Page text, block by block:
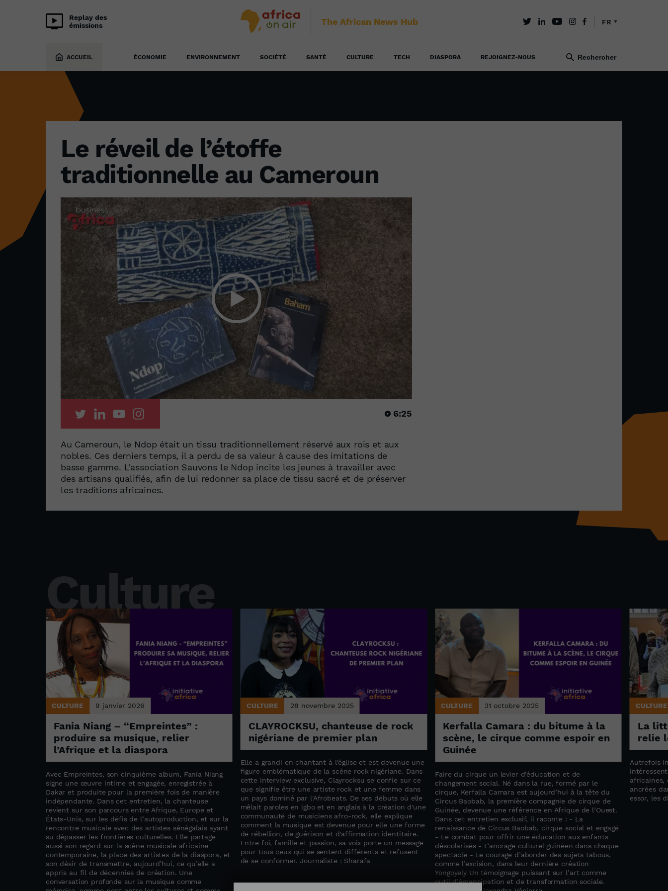
Replay des
émissions
The African News Hub FR
ACCUEIL ÉCONOMIE ENVIRONNEMENT SOCIÉTÉ SANTÉ CULTURE TECH DIASPORA REJOIGNEZ-NOUS
Le réveil de l’étoffe
traditionnelle au Cameroun
6:25
Au Cameroun, le Ndop était un tissu traditionnellement réservé aux rois et aux
nobles. Ces derniers temps, il a perdu de sa valeur à cause des imitations de
basse gamme. L’association Sauvons le Ndop incite les jeunes à travailler avec
des artisans qualifiés, afin de lui redonner sa place de tissu sacré et de préserver
les traditions africaines.
Culture
CULTURE 9 janvier 2026
Fania Niang – “Empreintes” :
produire sa musique, relier
l’Afrique et la diaspora
Avec Empreintes, son cinquième album, Fania Niang
signe une œuvre intime et engagée, enregistrée à
Dakar et produite pour la première fois de manière
indépendante. Dans cet entretien, la chanteuse
revient sur son parcours entre Afrique, Europe et
États-Unis, sur les défis de l’autoproduction, et sur la
rencontre musicale avec des artistes sénégalais ayant
su dépasser les frontières culturelles. Elle partage
aussi son regard sur la scène musicale africaine
contemporaine, la place des artistes de la diaspora, et
son désir de transmettre, aujourd’hui, ce qu’elle a
appris au fil de décennies de création. Une
conversation profonde sur la musique comme
CULTURE 28 novembre 2025
CLAYROCKSU, chanteuse de rock
nigériane de premier plan
Elle a grandi en chantant à l'église et est devenue une
figure emblématique de la scène rock nigériane. Dans
cette interview exclusive, Clayrocksu se confie sur ce
que signifie être une artiste rock et une femme dans
un pays dominé par l'Afrobeats. De ses débuts où elle
mêlait paroles en igbo et en anglais à la création d'une
communauté de musiciens afro-rock, elle explique
comment la musique est devenue pour elle une forme
de rébellion, de guérison et d'affirmation identitaire.
Entre foi, famille et passion, sa voix porte un message
pour tous ceux qui se sentent différents et refusent
de se conformer. Journaliste : Sharafa
CULTURE 31 octobre 2025
Kerfalla Camara : du bitume à la
scène, le cirque comme espoir en
Guinée
Faire du cirque un levier d’éducation et de
changement social. Né dans la rue, formé par le
cirque, Kerfalla Camara est aujourd’hui à la tête du
Circus Baobab, la première compagnie de cirque de
Guinée, devenue une référence en Afrique de l’Ouest.
Dans cet entretien exclusif, il raconte : - La
renaissance de Circus Baobab, cirque social et engagé
- Le combat pour offrir une éducation aux enfants
déscolarisés - L’ancrage culturel guinéen dans chaque
spectacle - Le courage d’aborder des sujets tabous,
comme l’excision, dans leur dernière création
Yongoyely Un témoignage puissant sur l’art comme
outil d’émancipation et de transformation sociale.
CULTURE
La
relie
Autrefois
ancrées
essor, les